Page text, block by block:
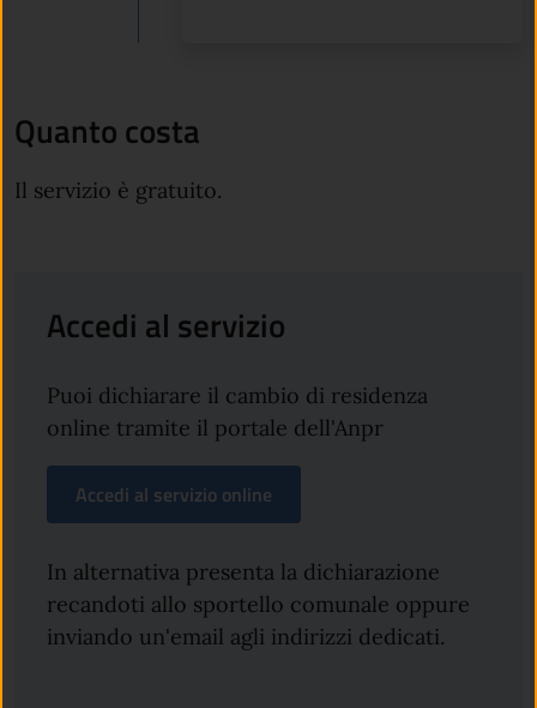
Quanto costa
Il servizio è gratuito.
Accedi al servizio
Puoi dichiarare il cambio di residenza
online tramite il portale dell'Anpr
Accedi al servizio online
In alternativa presenta la dichiarazione
recandoti allo sportello comunale oppure
inviando un'email agli indirizzi dedicati.